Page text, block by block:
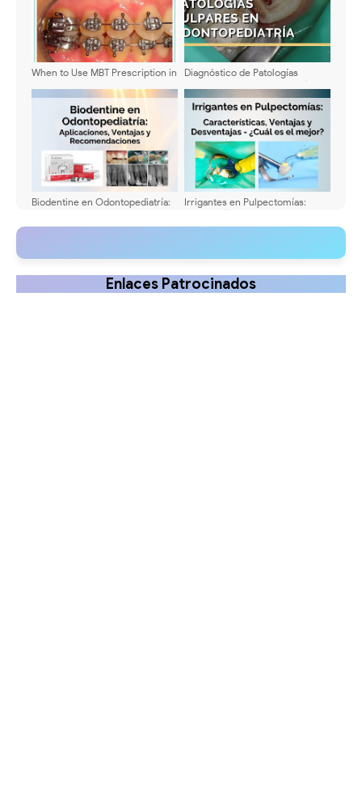
When to Use MBT Prescription in
Diagnóstico de Patologías
Pulpares en Odontopediatría:
Avances y Técnicas
Biodentine en Odontopediatría:
Recomendaciones
Irrigantes en Pulpectomías:
Características, Ventajas y
Desventajas - ¿Cuál es el mejor?
Enlaces Patrocinados